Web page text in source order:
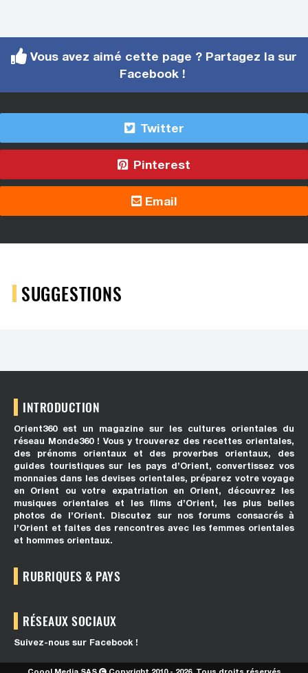
Vous avez aimé cette page ? Partagez la sur
Facebook !
Twitter
Pinterest
Email
SUGGESTIONS
INTRODUCTION
Orient360 est un magazine sur les cultures orientales du
réseau Monde360 ! Vous y trouverez des recettes orientales,
des prénoms orientaux et des proverbes orientaux, des
guides touristiques sur les pays d’Orient, convertissez vos
monnaies dans les devises orientales, préparez votre voyage
en Orient ou votre expatriation en Orient, découvrez les
musiques orientales et les films d’Orient, les plus belles
photos de l’Orient. Discutez sur nos forums consacrés à
l’Orient et faites des rencontres avec les femmes orientales
et hommes orientaux.
RUBRIQUES & PAYS
RÉSEAUX SOCIAUX
Suivez-nous sur Facebook !